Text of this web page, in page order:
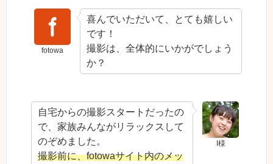
fotowa
喜んでいただいて、とても嬉しい
です！
撮影は、全体的にいかがでしょう
か？
I様
自宅からの撮影スタートだったの
で、家族みんながリラックスして
のぞめました。
撮影前に、fotowaサイト内のメッ